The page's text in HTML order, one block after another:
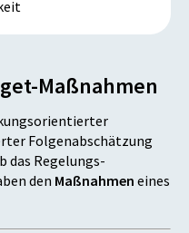
Maßnahmen
Folgenabschätzung
das Regelungs-
den Maßnahmen eines